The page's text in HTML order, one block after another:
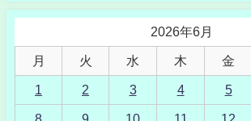
2026年6月
月 火 水 木 金
1 2 3 4 5